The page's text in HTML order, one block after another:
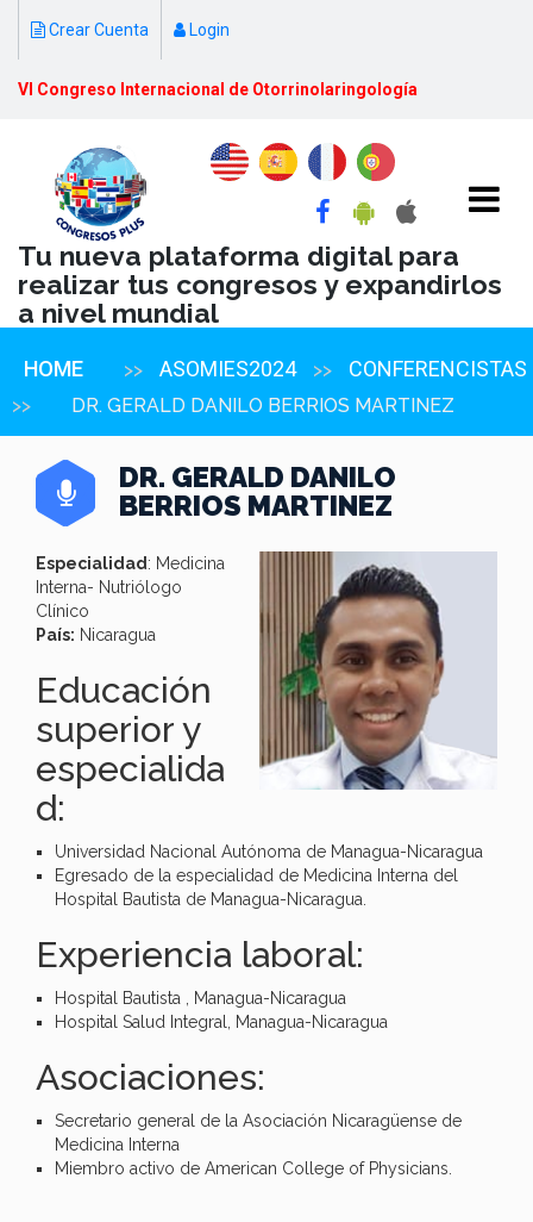
Crear Cuenta Login
VI Congreso Internacional de Otorrinolaringología
Tu nueva plataforma digital para
realizar tus congresos y expandirlos
a nivel mundial
HOME >> ASOMIES2024 >> CONFERENCISTAS
>> DR. GERALD DANILO BERRIOS MARTINEZ
DR. GERALD DANILO
BERRIOS MARTINEZ
Especialidad : Medicina
Interna- Nutriólogo
Clínico
País: Nicaragua
Educación
superior y
especialida
d:
Universidad Nacional Autónoma de Managua-Nicaragua
Egresado de la especialidad de Medicina Interna del
Hospital Bautista de Managua-Nicaragua.
Experiencia laboral:
Hospital Bautista , Managua-Nicaragua
Hospital Salud Integral, Managua-Nicaragua
Asociaciones:
Secretario general de la Asociación Nicaragüense de
Medicina Interna
Miembro activo de American College of Physicians.